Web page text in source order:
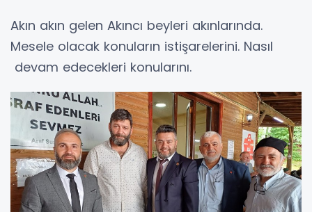
Akın akın gelen Akıncı beyleri akınlarında.
Mesele olacak konuların istişarelerini. Nasıl
devam edecekleri konularını.